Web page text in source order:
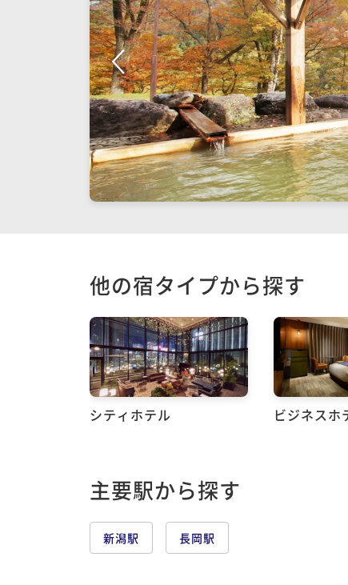
他の宿タイプから探す
シティホテル ビジネスホ
主要駅から探す
新潟駅 長岡駅